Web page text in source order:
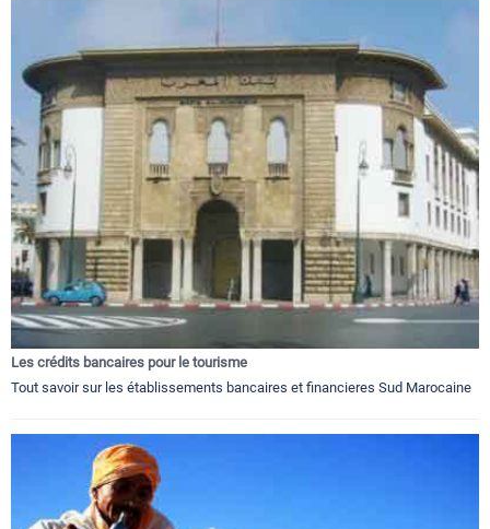
Les crédits bancaires pour le tourisme
Tout savoir sur les établissements bancaires et financieres Sud Marocaine